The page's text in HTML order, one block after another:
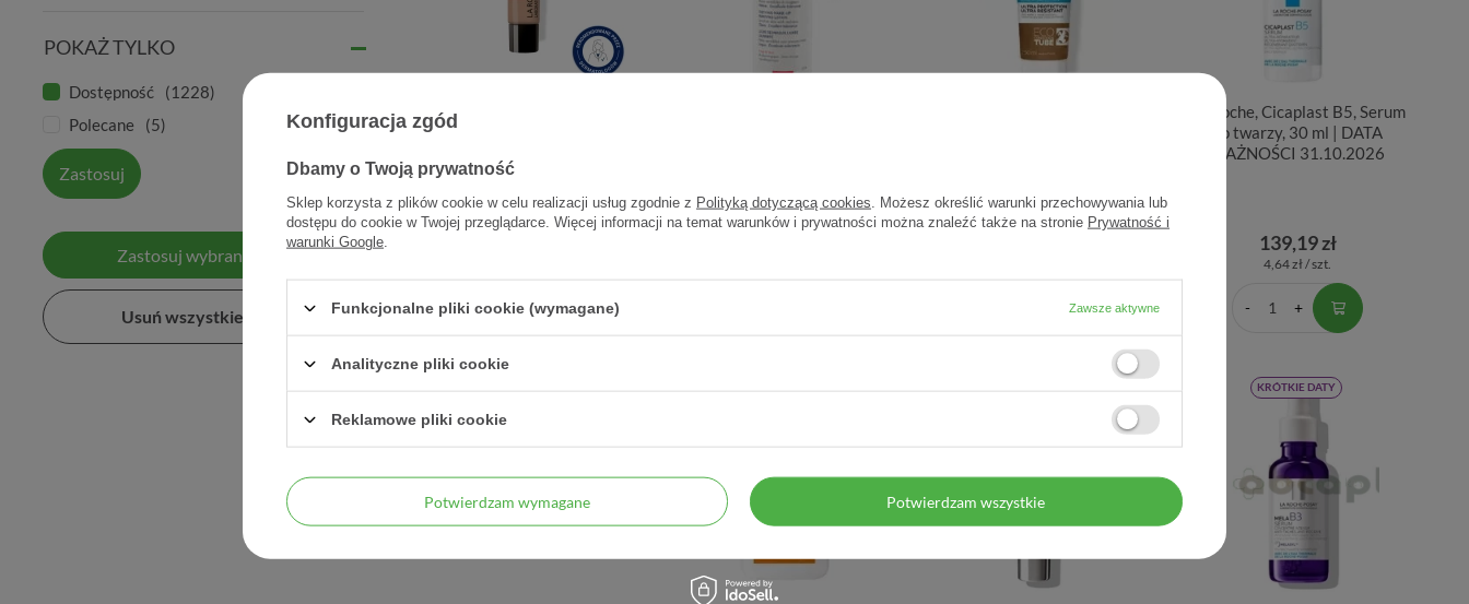
POKAŻ TYLKO
Dostępność
1228
Polecane
5
Zastosuj
Zastosuj wybrane filtry
Usuń wszystkie filtry
La Roche Toleriane Coverage,
fluid kryjący/korektor nr 12,
WAŻNOŚCI 30.09.2026
La Roche, Cicaplast B5, Serum
do twarzy, 30 ml | DATA
WAŻNOŚCI 31.10.2026
139,19 zł
4,64 zł / szt.
KRÓTKIE DATY
Konfiguracja zgód
Dbamy o Twoją prywatność
Sklep korzysta z plików cookie w celu realizacji usług zgodnie z Polityką dotyczącą cookies . Możesz określić warunki przechowywania lub
dostępu do cookie w Twojej przeglądarce. Więcej informacji na temat warunków i prywatności można znaleźć także na stronie Prywatność i
warunki Google
Funkcjonalne pliki cookie (wymagane) Zawsze aktywne
Analityczne pliki cookie
Reklamowe pliki cookie
Potwierdzam wymagane Potwierdzam wszystkie